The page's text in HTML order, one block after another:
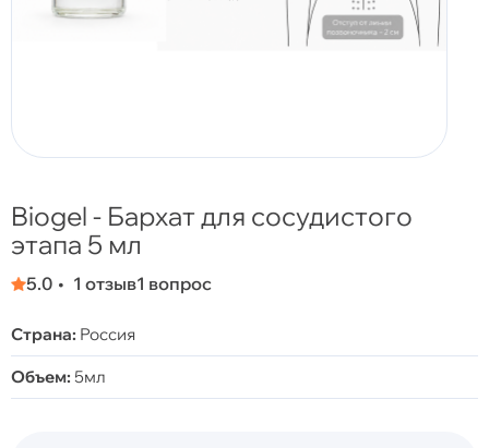
Biogel - Бархат для сосудистого
этапа 5 мл
5.0 1 отзыв1 вопрос
Страна: Россия
Объем: 5мл